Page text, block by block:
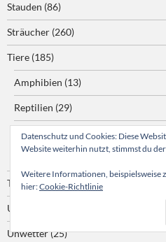
Stauden (86)
Sträucher (260)
Tiere (185)
Amphibien (13)
Reptilien (29)
Schnecken(12)
Tomaten(294)
Umwelt
Unwetter(25)
Datenschutz und Cookies: Diese
Website weiterhin nutzt, stimmst du
Weitere Informationen, beispielsweise
hier:Cookie-Richtlinie